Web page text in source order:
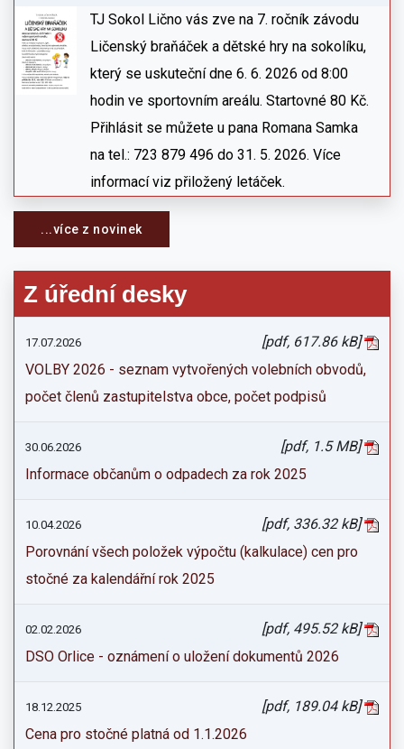
TJ Sokol Lično vás zve na 7. ročník závodu
Ličenský braňáček a dětské hry na sokolíku,
který se uskuteční dne 6. 6. 2026 od 8:00
hodin ve sportovním areálu. Startovné 80 Kč.
Přihlásit se můžete u pana Romana Samka
na tel.: 723 879 496 do 31. 5. 2026. Více
informací viz přiložený letáček.
...více z novinek
Z úřední desky
17.07.2026
[pdf, 617.86 kB]
VOLBY 2026 - seznam vytvořených volebních obvodů,
počet členů zastupitelstva obce, počet podpisů
30.06.2026
[pdf, 1.5 MB]
Informace občanům o odpadech za rok 2025
10.04.2026
[pdf, 336.32 kB]
Porovnání všech položek výpočtu (kalkulace) cen pro
stočné za kalendářní rok 2025
02.02.2026
[pdf, 495.52 kB]
DSO Orlice - oznámení o uložení dokumentů 2026
18.12.2025
[pdf, 189.04 kB]
Cena pro stočné platná od 1.1.2026